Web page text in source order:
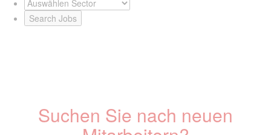
Suchen Sie nach neuen